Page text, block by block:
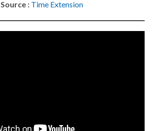
Source : Time Extension